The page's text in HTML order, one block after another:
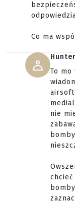
Co ma
To
nie